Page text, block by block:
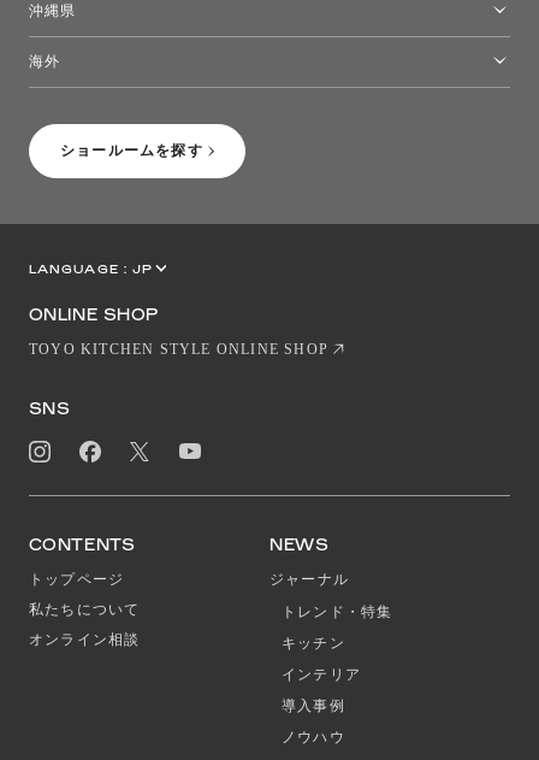
ショールームを探す
沖縄県
海外
LANGUAGE : JP
ONLINE SHOP
TOYO KITCHEN STYLE ONLINE SHOP
SNS
CONTENTS
トップページ
私たちについて
オンライン相談
NEWS
ジャーナル
トレンド・特集
キッチン
インテリア
導入事例
ノウハウ